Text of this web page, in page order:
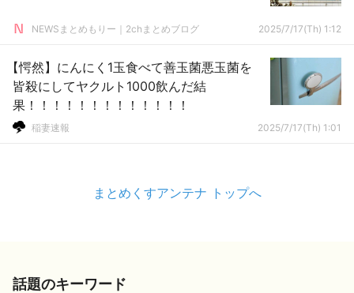
NEWSまとめもりー｜2chまとめブログ 2025/7/17(Th) 1:12
【愕然】にんにく1玉食べて善玉菌悪玉菌を
皆殺にしてヤクルト1000飲んだ結
果！！！！！！！！！！！！！
稲妻速報 2025/7/17(Th) 1:01
まとめくすアンテナ トップへ
話題のキーワード